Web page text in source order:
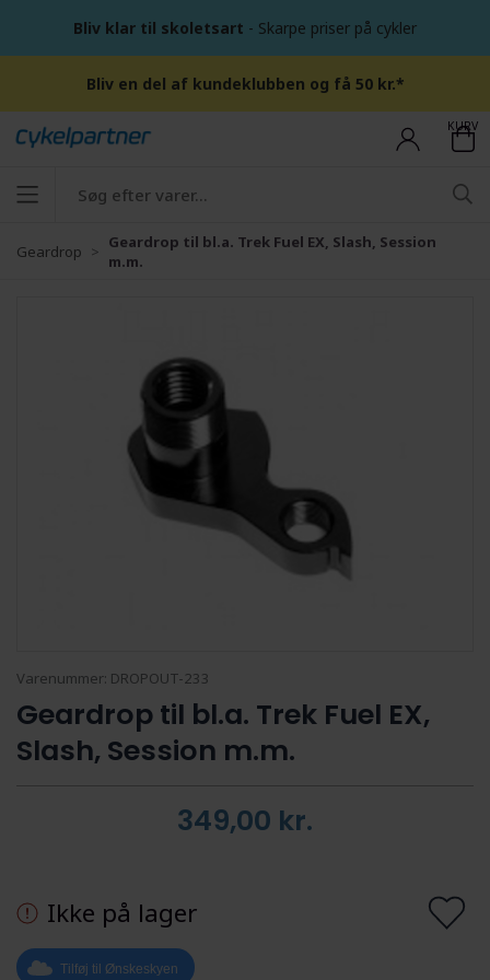
Bliv klar til skoletsart - Skarpe priser på cykler
Bliv en del af kundeklubben og få 50 kr.*
KURV
Geardrop
Geardrop til bl.a. Trek Fuel EX, Slash, Session
m.m.
Varenummer: DROPOUT-233
Geardrop til bl.a. Trek Fuel EX,
Slash, Session m.m.
349,00 kr.
Ikke på lager
Tilføj til Ønskeskyen